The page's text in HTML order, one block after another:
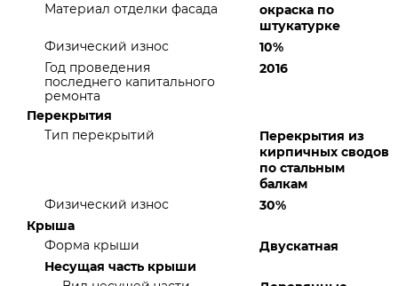
Материал отделки фасада
окраска по
штукатурке
Физический износ
10%
Год проведения
последнего капитального
ремонта
2016
Перекрытия
Тип перекрытий
Перекрытия из
кирпичных сводов
по стальным
балкам
Физический износ
30%
Крыша
Форма крыши
Двускатная
Несущая часть крыши